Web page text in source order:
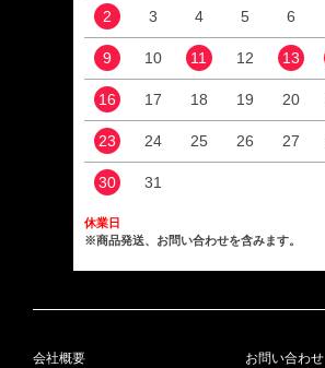
2 3 4 5 6
9 10 11 12 13
16 17 18 19 20
23 24 25 26 27
30 31
休業日
※商品発送、お問い合わせを含みます。
会社概要
お問い合わせ